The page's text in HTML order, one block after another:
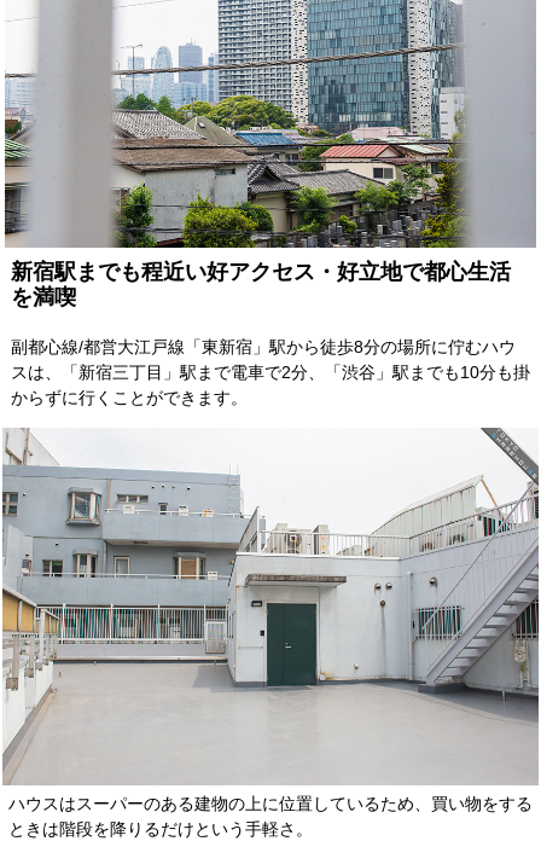
新宿駅までも程近い好アクセス・好立地で都心生活
を満喫
副都心線/都営大江戸線「東新宿」駅から徒歩8分の場所に佇むハウ
スは、「新宿三丁目」駅まで電車で2分、「渋谷」駅までも10分も掛
からずに行くことができます。
ハウスはスーパーのある建物の上に位置しているため、買い物をする
ときは階段を降りるだけという手軽さ。